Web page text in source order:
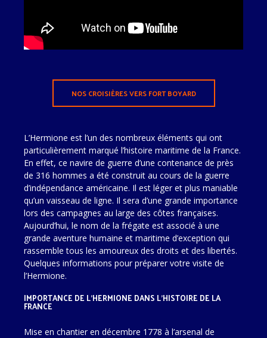
NOS CROISIÈRES VERS FORT BOYARD
L’Hermione est l’un des nombreux éléments qui ont
particulièrement marqué l’histoire maritime de la France.
En effet, ce navire de guerre d’une contenance de près
de 316 hommes a été construit au cours de la guerre
d’indépendance américaine. Il est léger et plus maniable
qu’un vaisseau de ligne. Il sera d’une grande importance
lors des campagnes au large des côtes françaises.
Aujourd’hui, le nom de la frégate est associé à une
grande aventure humaine et maritime d’exception qui
rassemble tous les amoureux des droits et des libertés.
Quelques informations pour préparer votre visite de
l’Hermione.
IMPORTANCE DE L’HERMIONE DANS L’HISTOIRE DE LA
FRANCE
Mise en chantier en décembre 1778 à l’arsenal de